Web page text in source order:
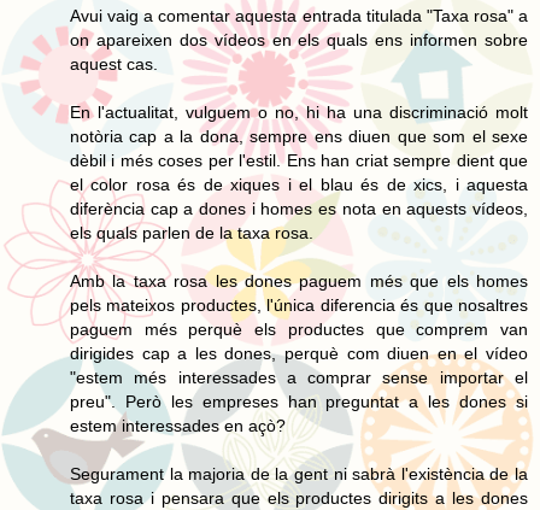
Avui vaig a comentar aquesta entrada titulada "Taxa rosa" a
on apareixen dos vídeos en els quals ens informen sobre
aquest cas.
En l'actualitat, vulguem o no, hi ha una discriminació molt
notòria cap a la dona, sempre ens diuen que som el sexe
dèbil i més coses per l'estil. Ens han criat sempre dient que
el color rosa és de xiques i el blau és de xics, i aquesta
diferència cap a dones i homes es nota en aquests vídeos,
els quals parlen de la taxa rosa.
Amb la taxa rosa les dones paguem més que els homes
pels mateixos productes, l'única diferencia és que nosaltres
paguem més perquè els productes que comprem van
dirigides cap a les dones, perquè com diuen en el vídeo
"estem més interessades a comprar sense importar el
preu". Però les empreses han preguntat a les dones si
estem interessades en açò?
Segurament la majoria de la gent ni sabrà l'existència de la
taxa rosa i pensara que els productes dirigits a les dones